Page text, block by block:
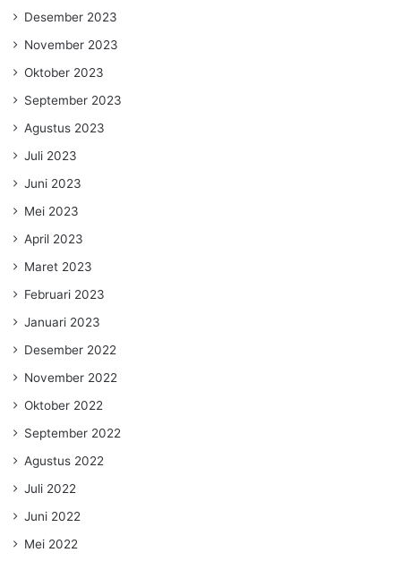
Desember 2023
November 2023
Oktober 2023
September 2023
Agustus 2023
Juli 2023
Juni 2023
Mei 2023
April 2023
Maret 2023
Februari 2023
Januari 2023
Desember 2022
November 2022
Oktober 2022
September 2022
Agustus 2022
Juli 2022
Juni 2022
Mei 2022